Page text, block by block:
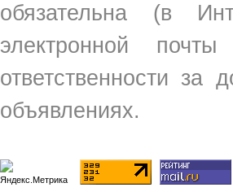
обязательна (в
электронной
ответственности
объявлениях.